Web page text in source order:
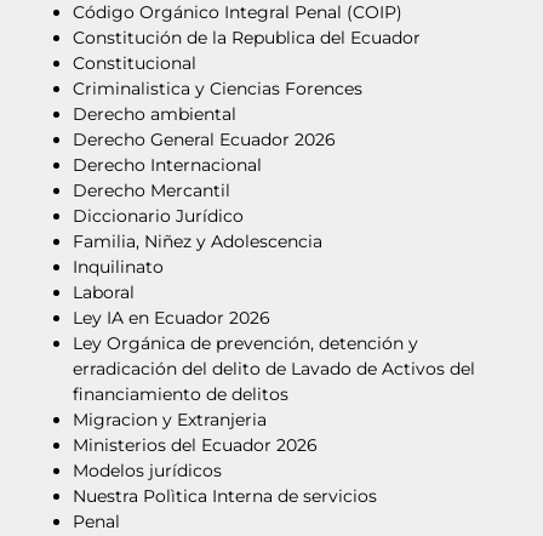
Código Orgánico Integral Penal (COIP)
Constitución de la Republica del Ecuador
Constitucional
Criminalistica y Ciencias Forences
Derecho ambiental
Derecho General Ecuador 2026
Derecho Internacional
Derecho Mercantil
Diccionario Jurídico
Familia, Niñez y Adolescencia
Inquilinato
Laboral
Ley IA en Ecuador 2026
Ley Orgánica de prevención, detención y
erradicación del delito de Lavado de Activos del
financiamiento de delitos
Migracion y Extranjeria
Ministerios del Ecuador 2026
Modelos jurídicos
Nuestra Polìtica Interna de servicios
Penal